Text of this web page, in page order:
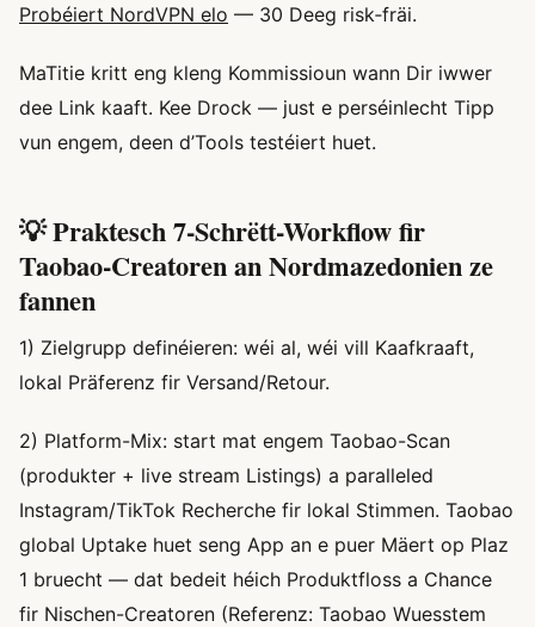
Probéiert NordVPN elo — 30 Deeg risk‑fräi.
MaTitie kritt eng kleng Kommissioun wann Dir iwwer
dee Link kaaft. Kee Drock — just e perséinlecht Tipp
vun engem, deen d’Tools testéiert huet.
💡 Praktesch 7‑Schrëtt-Workflow fir
Taobao‑Creatoren an Nordmazedonien ze
fannen
1) Zielgrupp definéieren: wéi al, wéi vill Kaafkraaft,
lokal Präferenz fir Versand/Retour.
2) Platform-Mix: start mat engem Taobao-Scan
(produkter + live stream Listings) a paralleled
Instagram/TikTok Recherche fir lokal Stimmen. Taobao
global Uptake huet seng App an e puer Mäert op Plaz
1 bruecht — dat bedeit héich Produktfloss a Chance
fir Nischen-Creatoren (Referenz: Taobao Wuesstem